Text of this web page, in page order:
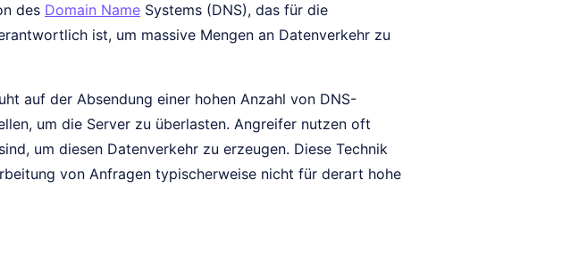
des Domain Name Systems (DNS), das für die
ist, um massive Mengen an Datenverkehr zu
auf der Absendung einer hohen Anzahl von DNS-
um die Server zu überlasten. Angreifer nutzen oft
um diesen Datenverkehr zu erzeugen. Diese Technik
von Anfragen typischerweise nicht für derart hohe